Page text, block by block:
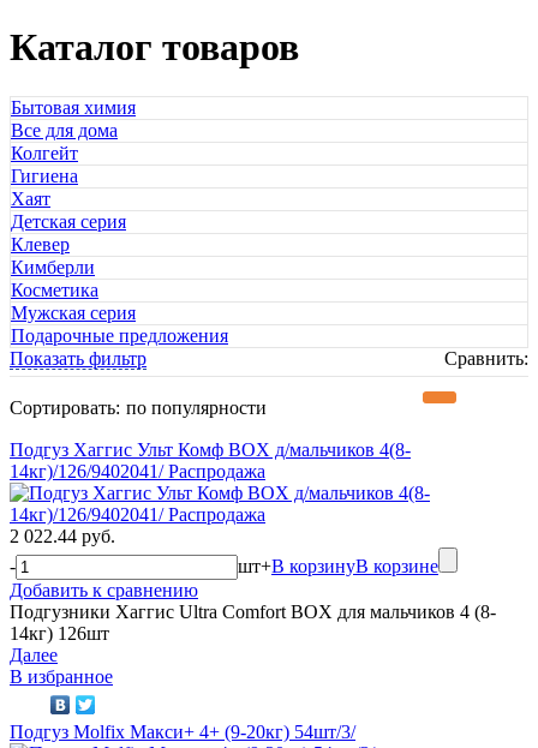
Каталог товаров
Бытовая химия
Все для дома
Колгейт
Гигиена
Хаят
Детская серия
Клевер
Кимберли
Косметика
Мужская серия
Подарочные предложения
Показать фильтр
Сравнить:
Сортировать: по популярности
Подгуз Хаггис Ульт Комф BOX д/мальчиков 4(8-
14кг)/126/9402041/ Распродажа
2 022.44 руб.
-
шт+В корзинуВ корзине
Добавить к сравнению
Подгузники Хаггис Ultra Comfort BOX для мальчиков 4 (8-
14кг) 126шт
Далее
В избранное
Подгуз Molfix Макси+ 4+ (9-20кг) 54шт/3/